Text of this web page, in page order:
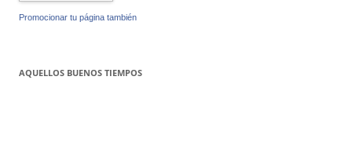
Promocionar tu página también
AQUELLOS BUENOS TIEMPOS